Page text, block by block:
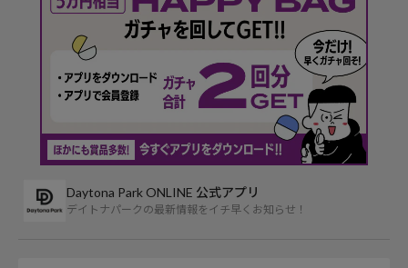
Daytona Park ONLINE 公式アプリ
デイトナパークの最新情報をイチ早くお知らせ！